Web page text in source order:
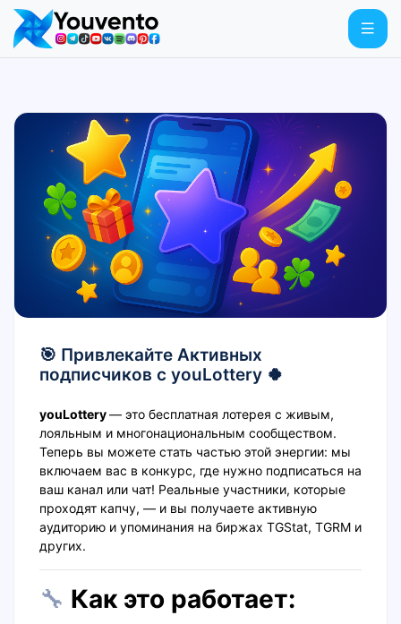
🎯 Привлекайте Активных
подписчиков с youLottery 🍀
youLottery— это бесплатная лотерея с живым,
лояльным и многонациональным сообществом.
Теперь вы можете стать частью этой энергии: мы
включаем вас в конкурс, где нужно подписаться на
ваш канал или чат! Реальные участники, которые
проходят капчу, — и вы получаете активную
аудиторию и упоминания на биржах TGStat, TGRM и
других.
🔧 Как это работает: